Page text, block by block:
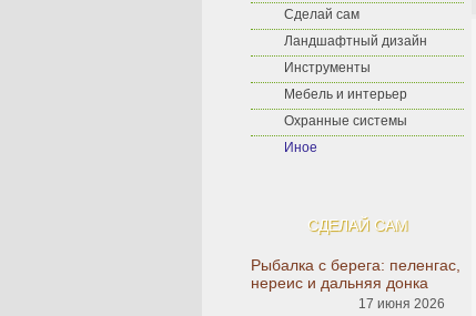
Сделай сам
Ландшафтный дизайн
Инструменты
Мебель и интерьер
Охранные системы
Иное
СДЕЛАЙ САМ
Рыбалка с берега: пеленгас,
нереис и дальняя донка
17 июня 2026